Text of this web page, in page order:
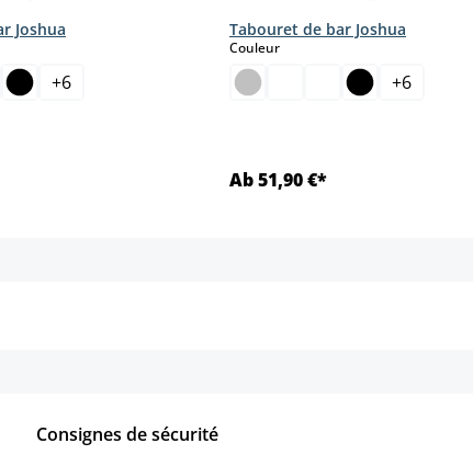
Joshua
+6
Tabouret de bar Joshua
Couleurselect
+6
Ab 51,90 €*
Consignes de sécurité